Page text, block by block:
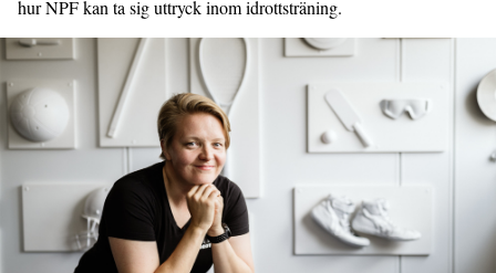
hur NPF kan ta sig uttryck inom idrottsträning.